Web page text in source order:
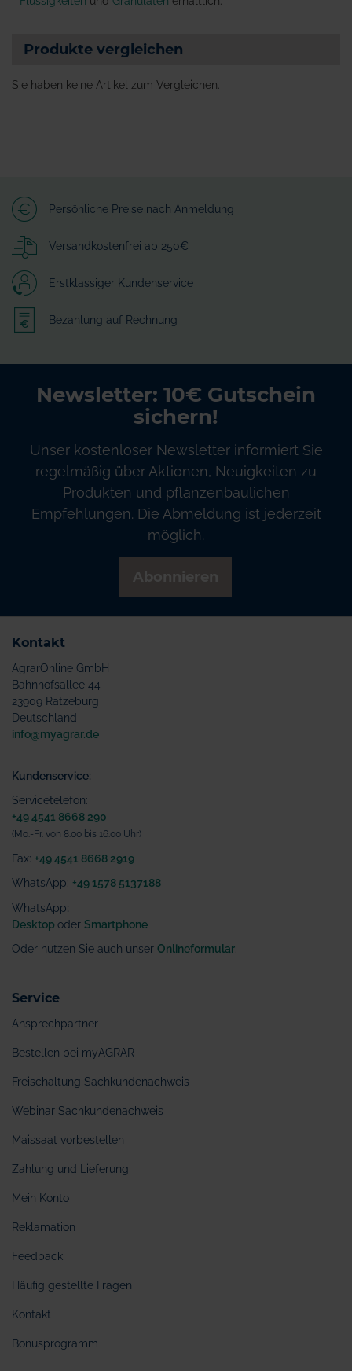
Produkte vergleichen
Sie haben keine Artikel zum Vergleichen.
Persönliche Preise nach Anmeldung
Versandkostenfrei ab 250€
Erstklassiger Kundenservice
Bezahlung auf Rechnung
Newsletter: 10€ Gutschein
sichern!
Unser kostenloser Newsletter informiert Sie
regelmäßig über Aktionen, Neuigkeiten zu
Produkten und pflanzenbaulichen
Empfehlungen. Die Abmeldung ist jederzeit
möglich.
Kontakt
AgrarOnline GmbH
Bahnhofsallee 44
23909 Ratzeburg
Deutschland
info@myagrar.de
Kundenservice:
Servicetelefon:
+49 4541 8668 290
(Mo.-Fr. von 8.00 bis 16.00 Uhr)
Fax: +49 4541 8668 2919
WhatsApp: +49 1578 5137188
WhatsApp:
Desktop oder Smartphone
Oder nutzen Sie auch unser Onlineformular
Service
Ansprechpartner
Bestellen bei myAGRAR
Freischaltung Sachkundenachweis
Webinar Sachkundenachweis
Maissaat vorbestellen
Zahlung und Lieferung
Mein Konto
Reklamation
Feedback
Häufig gestellte Fragen
Kontakt
Bonusprogramm